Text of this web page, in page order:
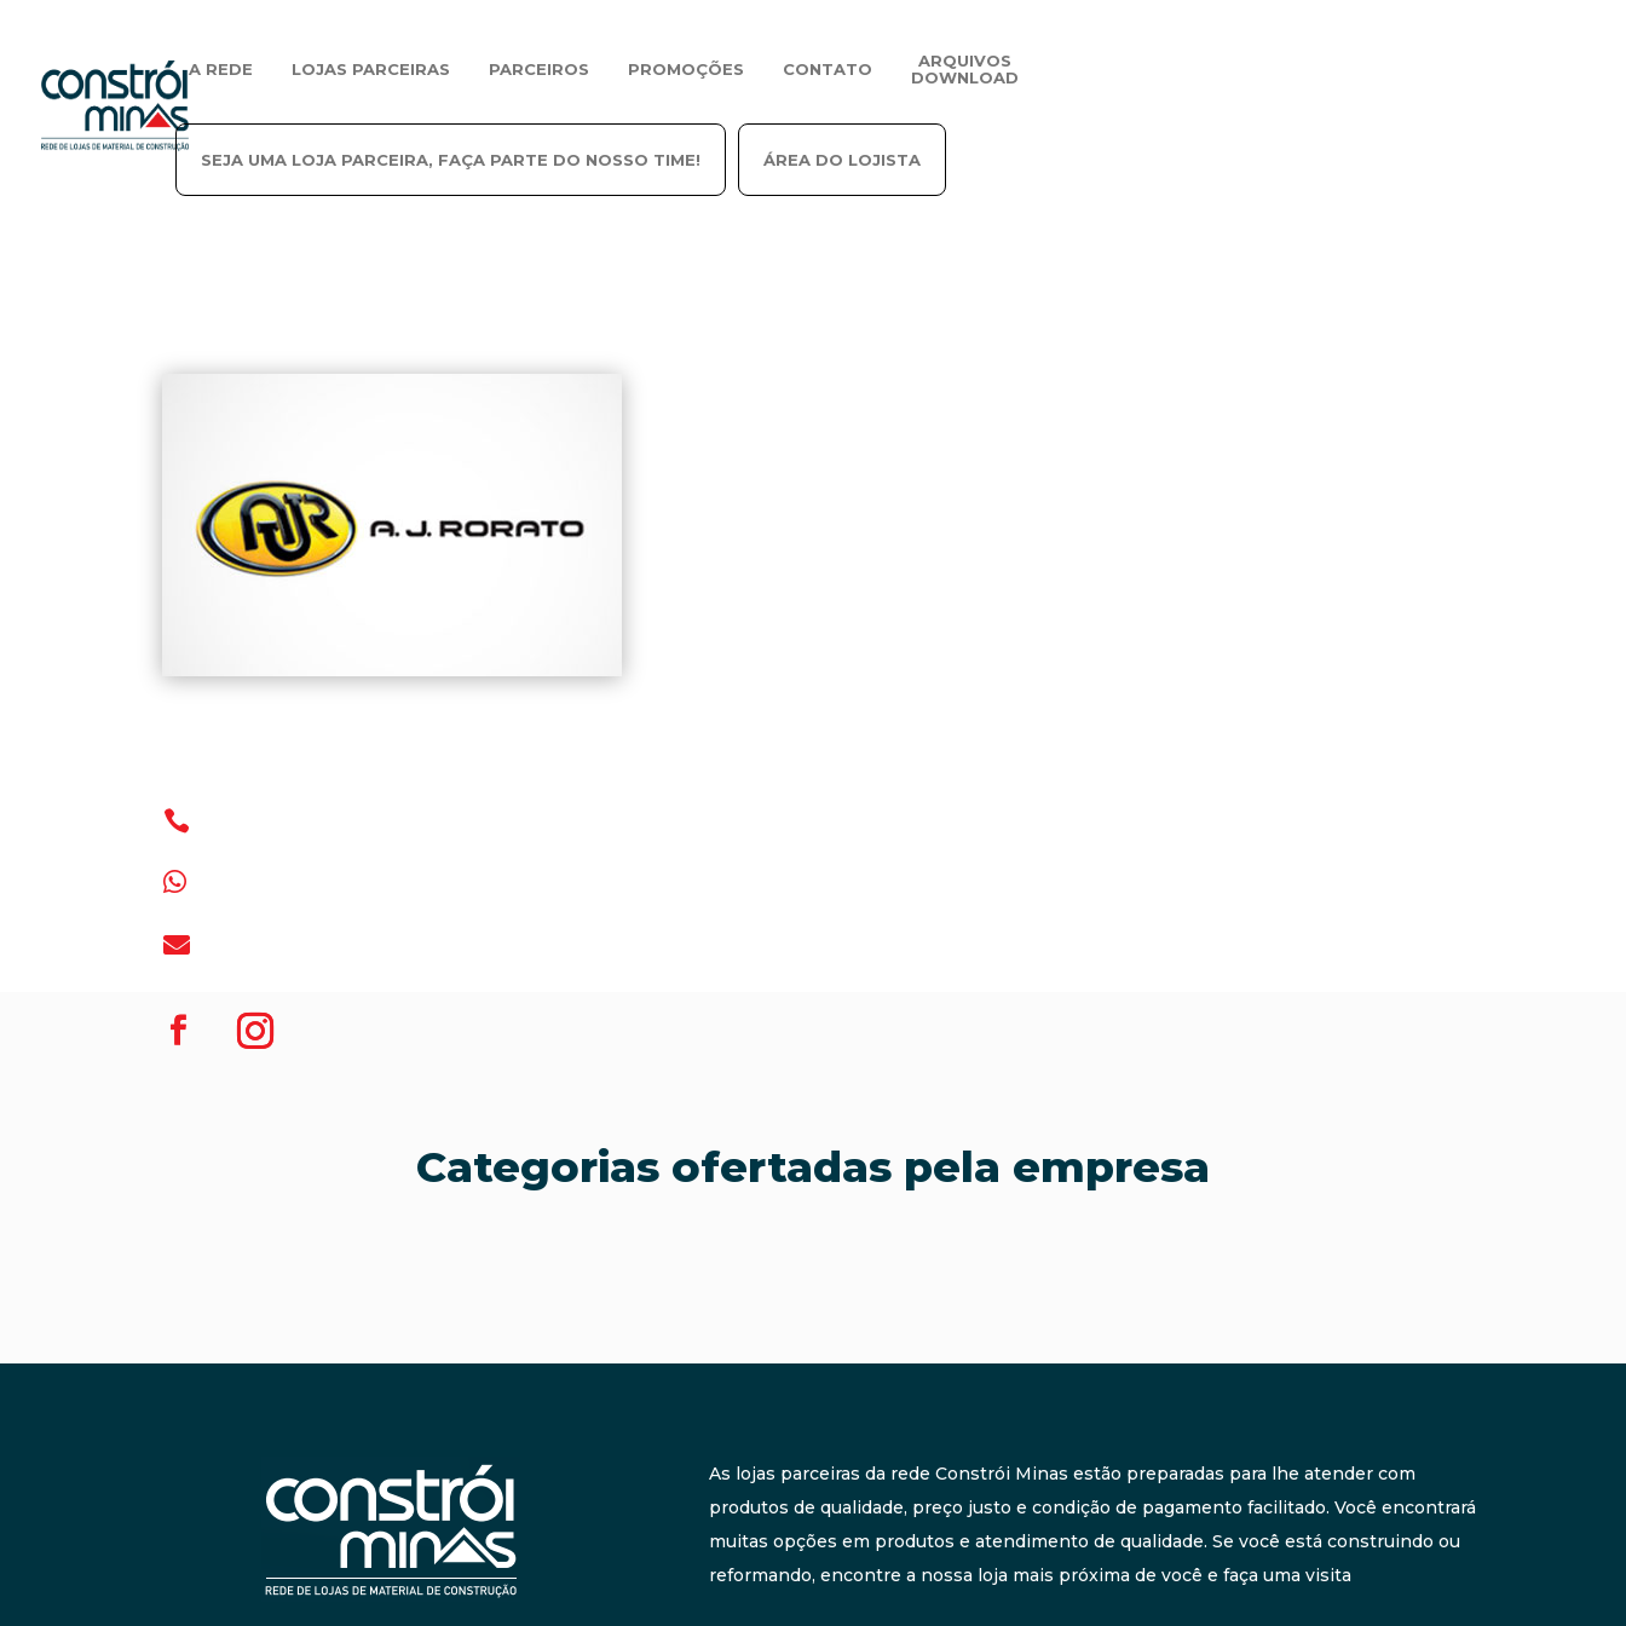
A REDE LOJAS PARCEIRAS PARCEIROS PROMOÇÕES CONTATO
ARQUIVOS
DOWNLOAD
SEJA UMA LOJA PARCEIRA, FAÇA PARTE DO NOSSO TIME! ÁREA DO LOJISTA



Categorias ofertadas pela empresa
As lojas parceiras da rede Constrói Minas estão preparadas para lhe atender com
produtos de qualidade, preço justo e condição de pagamento facilitado. Você encontrará
muitas opções em produtos e atendimento de qualidade. Se você está construindo ou
reformando, encontre a nossa loja mais próxima de você e faça uma visita